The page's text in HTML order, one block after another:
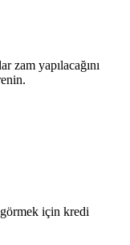
zam yapılacağını
görmek için kredi